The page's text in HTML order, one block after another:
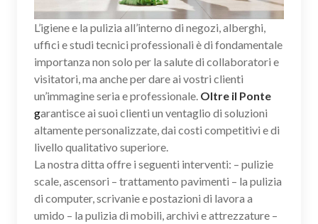
L’igiene e la pulizia all’interno di negozi, alberghi,
uffici e studi tecnici professionali è di fondamentale
importanza non solo per la salute di collaboratori e
visitatori, ma anche per dare ai vostri clienti
un’immagine seria e professionale. Oltre il Ponte
garantisce ai suoi clienti un ventaglio di soluzioni
altamente personalizzate, dai costi competitivi e di
livello qualitativo superiore.
La nostra ditta offre i seguenti interventi: – pulizie
scale, ascensori – trattamento pavimenti – la pulizia
di computer, scrivanie e postazioni di lavora a
umido – la pulizia di mobili, archivi e attrezzature –